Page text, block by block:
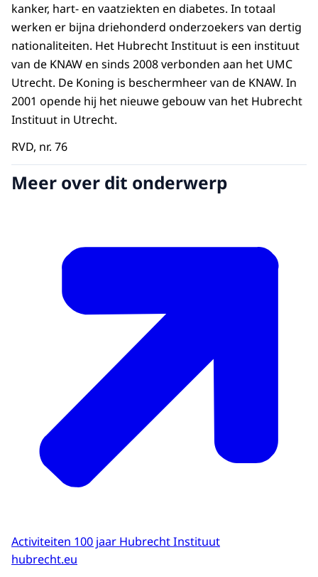
kanker, hart- en vaatziekten en diabetes. In totaal
werken er bijna driehonderd onderzoekers van dertig
nationaliteiten. Het Hubrecht Instituut is een instituut
van de KNAW en sinds 2008 verbonden aan het UMC
Utrecht. De Koning is beschermheer van de KNAW. In
2001 opende hij het nieuwe gebouw van het Hubrecht
Instituut in Utrecht.
RVD, nr. 76
Meer over dit onderwerp
Activiteiten 100 jaar Hubrecht Instituut
hubrecht.eu